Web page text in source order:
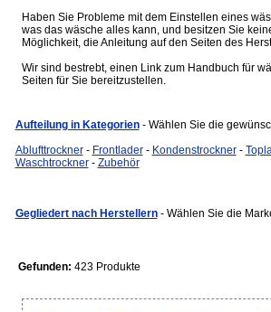
Haben Sie Probleme mit dem Einstellen eines
was das wäsche alles kann, und besitzen Sie
Möglichkeit, die Anleitung auf den Seiten des
Wir sind bestrebt, einen Link zum Handbuch für
Seiten für Sie bereitzustellen.
Aufteilung in Kategorien - Wählen Sie die
Ablufttrockner- Frontlader- Kondenstrockner-
Waschtrockner- Zubehör
Gegliedert nach Herstellern - Wählen Sie die
Gefunden: 423 Produkte